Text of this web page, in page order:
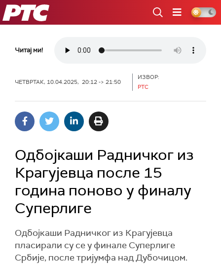
РТС
Читај ми!
ЧЕТВРТАК, 10.04.2025, 20:12 -> 21:50
ИЗВОР:
РТС
Одбојкаши Радничког из
Крагујевца после 15
година поново у финалу
Суперлиге
Одбојкаши Радничког из Крагујевца
пласирали су се у финале Суперлиге
Србије, после тријумфа над Дубочицом.